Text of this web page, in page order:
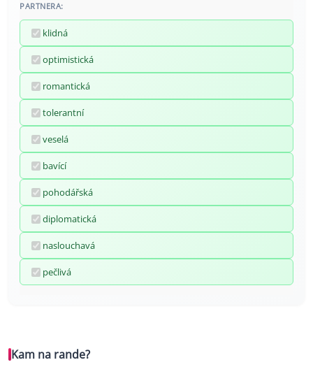
PARTNERA:
klidná
optimistická
romantická
tolerantní
veselá
bavící
pohodářská
diplomatická
naslouchavá
pečlivá
Kam na rande?